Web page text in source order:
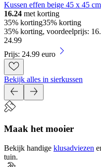
Kussen effen beige 45 x 45 cm
16.24 met korting
35% korting35% korting
35% korting, voordeelprijs:
24.99
Prijs: 24.99 euro
Bekijk alles in sierkussen
Maak het mooier
Bekijk handige klusadviezen
tuin.